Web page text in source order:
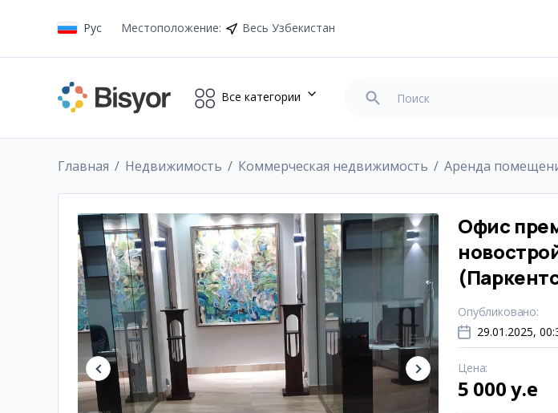
Рус Местоположение: Весь Узбекистан
Все категории
Главная Недвижимость Коммерческая недвижимость Аренда
Офис
Опубликовано:
29.01.2025,
Цена:
5 000 y.e